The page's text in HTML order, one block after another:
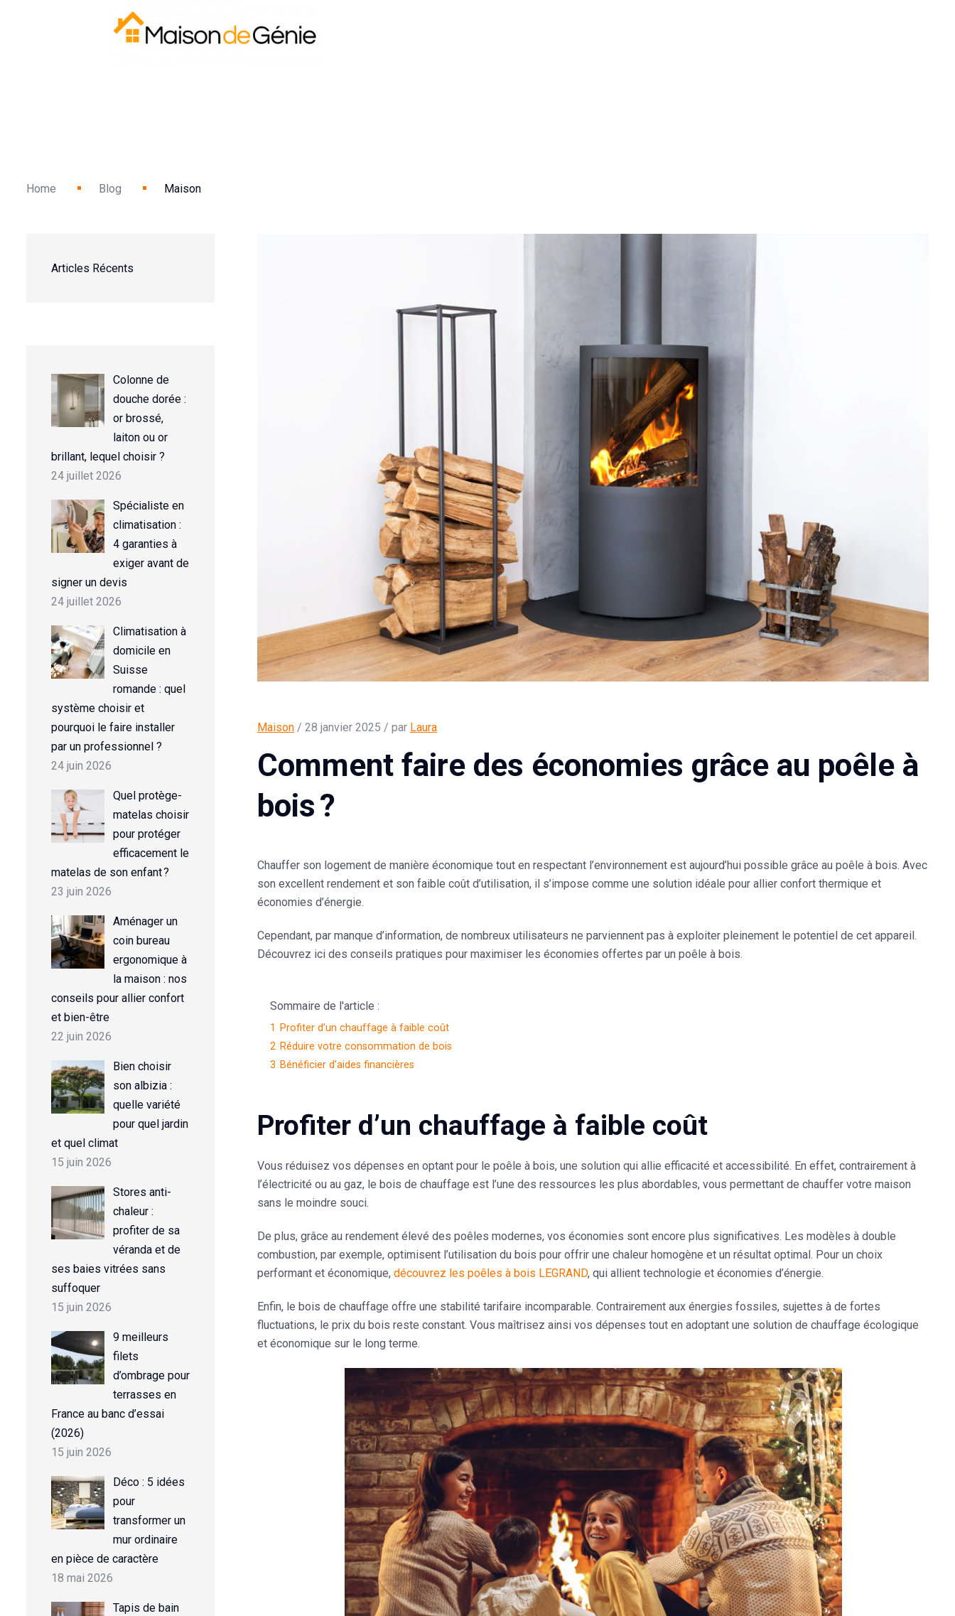
Home Blog Maison
Articles Récents
Colonne de
douche dorée :
or brossé,
laiton ou or
brillant, lequel choisir ?
24 juillet 2026
Spécialiste en
climatisation :
4 garanties à
exiger avant de
signer un devis
24 juillet 2026
Climatisation à
domicile en
Suisse
romande : quel
système choisir et
pourquoi le faire installer
par un professionnel ?
24 juin 2026
Quel protège-
matelas choisir
pour protéger
efficacement le
matelas de son enfant ?
23 juin 2026
Aménager un
coin bureau
ergonomique à
la maison : nos
conseils pour allier confort
et bien-être
22 juin 2026
Bien choisir
son albizia :
quelle variété
pour quel jardin
et quel climat
15 juin 2026
Stores anti-
chaleur :
profiter de sa
véranda et de
ses baies vitrées sans
suffoquer
15 juin 2026
9 meilleurs
filets
d’ombrage pour
terrasses en
France au banc d’essai
(2026)
15 juin 2026
Déco : 5 idées
pour
transformer un
mur ordinaire
en pièce de caractère
18 mai 2026
Tapis de bain
Maison / 28 janvier 2025 / par Laura
Comment faire des économies grâce au poêle à
bois ?
Chauffer son logement de manière économique tout en respectant l’environnement est aujourd’hui possible grâce au poêle à bois. Avec
son excellent rendement et son faible coût d’utilisation, il s’impose comme une solution idéale pour allier confort thermique et
économies d’énergie.
Cependant, par manque d’information, de nombreux utilisateurs ne parviennent pas à exploiter pleinement le potentiel de cet appareil.
Découvrez ici des conseils pratiques pour maximiser les économies offertes par un poêle à bois.
Sommaire de l'article :
1
Profiter d’un chauffage à faible coût
2 Réduire votre consommation de bois
3 Bénéficier d’aides financières
Profiter d’un chauffage à faible coût
Vous réduisez vos dépenses en optant pour le poêle à bois, une solution qui allie efficacité et accessibilité. En effet, contrairement à
l’électricité ou au gaz, le bois de chauffage est l’une des ressources les plus abordables, vous permettant de chauffer votre maison
sans le moindre souci.
De plus, grâce au rendement élevé des poêles modernes, vos économies sont encore plus significatives. Les modèles à double
combustion, par exemple, optimisent l’utilisation du bois pour offrir une chaleur homogène et un résultat optimal. Pour un choix
performant et économique, découvrez les poêles à bois LEGRAND, qui allient technologie et économies d’énergie.
Enfin, le bois de chauffage offre une stabilité tarifaire incomparable. Contrairement aux énergies fossiles, sujettes à de fortes
fluctuations, le prix du bois reste constant. Vous maîtrisez ainsi vos dépenses tout en adoptant une solution de chauffage écologique
et économique sur le long terme.